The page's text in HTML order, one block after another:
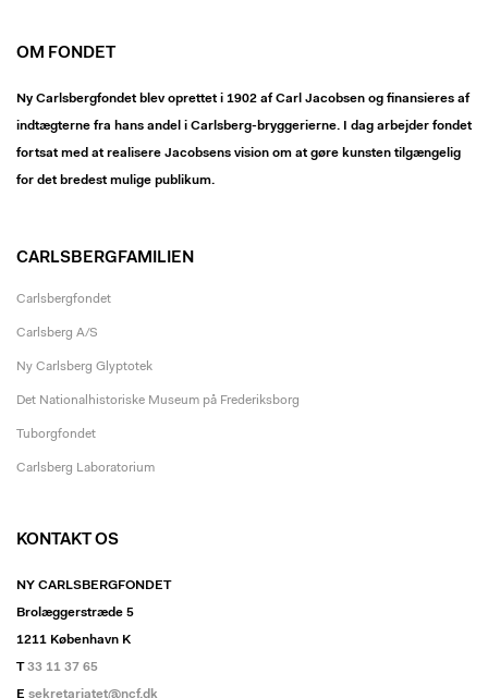
OM FONDET
Ny Carlsbergfondet blev oprettet i 1902 af Carl Jacobsen og finansieres af
indtægterne fra hans andel i Carlsberg-bryggerierne. I dag arbejder fondet
fortsat med at realisere Jacobsens vision om at gøre kunsten tilgængelig
for det bredest mulige publikum.
CARLSBERGFAMILIEN
Carlsbergfondet
Carlsberg A/S
Ny Carlsberg Glyptotek
Det Nationalhistoriske Museum på Frederiksborg
Tuborgfondet
Carlsberg Laboratorium
KONTAKT OS
NY CARLSBERGFONDET
Brolæggerstræde 5
1211 København K
T33 11 37 65
E sekretariatet@ncf.dk